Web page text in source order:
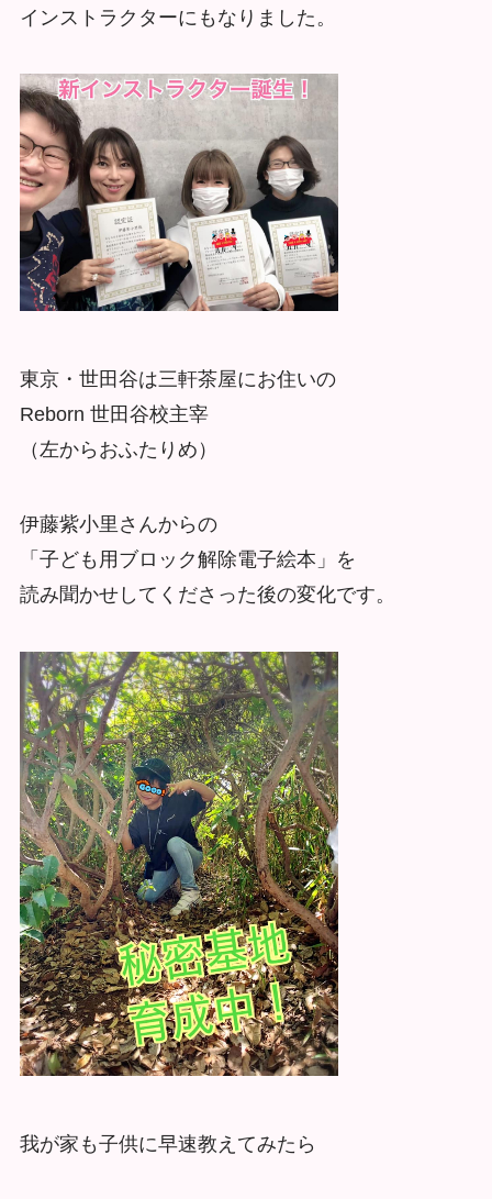
インストラクターにもなりました。
東京・世田谷は三軒茶屋にお住いの
Reborn 世田谷校主宰
（左からおふたりめ）
伊藤紫小里さんからの
「子ども用ブロック解除電子絵本」を
読み聞かせしてくださった後の変化です。
我が家も子供に早速教えてみたら